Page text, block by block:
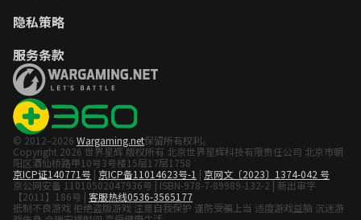
隐私策略
服务条款
© 2012–2026 Wargaming.net保留所有权利。
Copyright 2026 世界星辉 版权所有 北京世界星辉科技有限责任公司 北京市朝
阳区酒仙桥路甲10号3号楼15层17层1758
京ICP证140771号 | 京ICP备11014623号-1 | 京网文〔2023〕1374-042 号
京公网安备 11010502047936号 | ISBN-978-7-89989-132-2 | 新出审字
【2011】186号 | 客服热线0536-3565177
抵制不良游戏 拒绝盗版游戏 注意自我保护 谨防受骗上当 适度游戏益脑 沉迷游